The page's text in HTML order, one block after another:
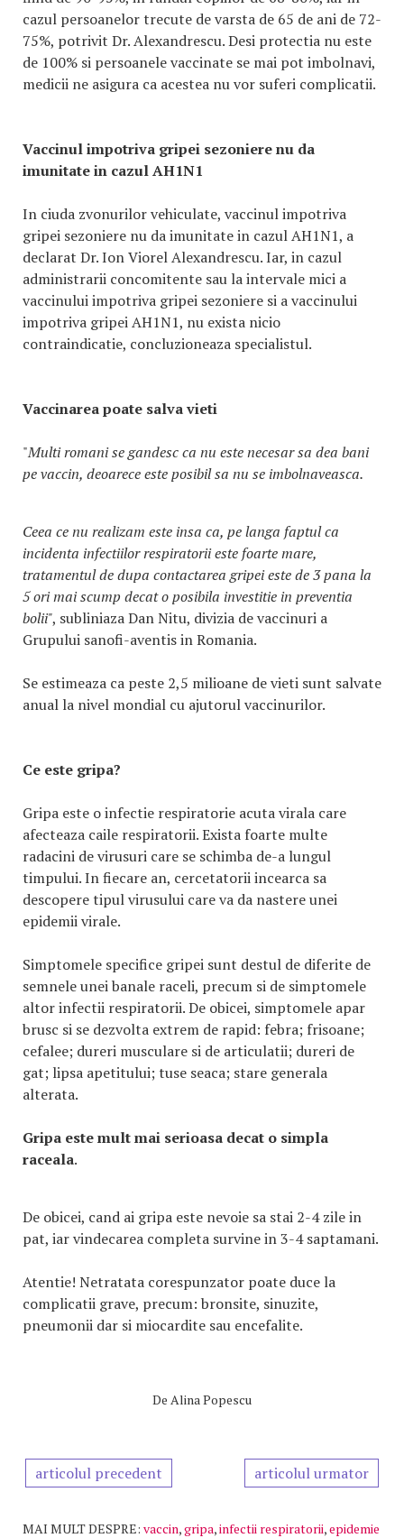
cazul persoanelor trecute de varsta de 65 de ani de 72-
75%, potrivit Dr. Alexandrescu. Desi protectia nu este
de 100% si persoanele vaccinate se mai pot imbolnavi,
medicii ne asigura ca acestea nu vor suferi complicatii.
Vaccinul impotriva gripei sezoniere nu da
imunitate in cazul AH1N1
In ciuda zvonurilor vehiculate, vaccinul impotriva
gripei sezoniere nu da imunitate in cazul AH1N1, a
declarat Dr. Ion Viorel Alexandrescu. Iar, in cazul
administrarii concomitente sau la intervale mici a
vaccinului impotriva gripei sezoniere si a vaccinului
impotriva gripei AH1N1, nu exista nicio
contraindicatie, concluzioneaza specialistul.
Vaccinarea poate salva vieti
"Multi romani se gandesc ca nu este necesar sa dea bani
pe vaccin, deoarece este posibil sa nu se imbolnaveasca.
Ceea ce nu realizam este insa ca, pe langa faptul ca
incidenta infectiilor respiratorii este foarte mare,
tratamentul de dupa contactarea gripei este de 3 pana la
5 ori mai scump decat o posibila investitie in preventia
bolii", subliniaza Dan Nitu, divizia de vaccinuri a
Grupului sanofi-aventis in Romania.
Se estimeaza ca peste 2,5 milioane de vieti sunt salvate
anual la nivel mondial cu ajutorul vaccinurilor.
Ce este gripa?
Gripa este o infectie respiratorie acuta virala care
afecteaza caile respiratorii. Exista foarte multe
radacini de virusuri care se schimba de-a lungul
timpului. In fiecare an, cercetatorii incearca sa
descopere tipul virusului care va da nastere unei
epidemii virale.
Simptomele specifice gripei sunt destul de diferite de
semnele unei banale raceli, precum si de simptomele
altor infectii respiratorii. De obicei, simptomele apar
brusc si se dezvolta extrem de rapid: febra; frisoane;
cefalee; dureri musculare si de articulatii; dureri de
gat; lipsa apetitului; tuse seaca; stare generala
alterata.
Gripa este mult mai serioasa decat o simpla
raceala.
De obicei, cand ai gripa este nevoie sa stai 2-4 zile in
pat, iar vindecarea completa survine in 3-4 saptamani.
Atentie! Netratata corespunzator poate duce la
complicatii grave, precum: bronsite, sinuzite,
pneumonii dar si miocardite sau encefalite.
De Alina Popescu
articolul precedent articolul urmator
MAI MULT DESPRE: vaccin,gripa,infectii respiratorii,epidemie